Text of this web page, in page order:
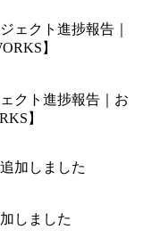
クト進捗報告｜お
】
しました